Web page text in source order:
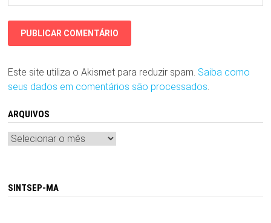
Este site utiliza o Akismet para reduzir spam. Saiba como
seus dados em comentários são processados.
ARQUIVOS
Arquivos
SINTSEP-MA